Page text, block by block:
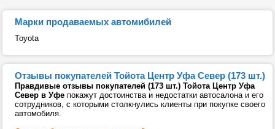
Марки продаваемых автомибилей
Toyota
Отзывы покупателей Тойота Центр Уфа Север (173 шт.)
Правдивые отзывы покупателей (173 шт.) Тойота Центр Уфа
Север в Уфе покажут достоинства и недостатки автосалона и его
сотрудников, с которыми столкнулись клиенты при покупке своего
автомобиля.